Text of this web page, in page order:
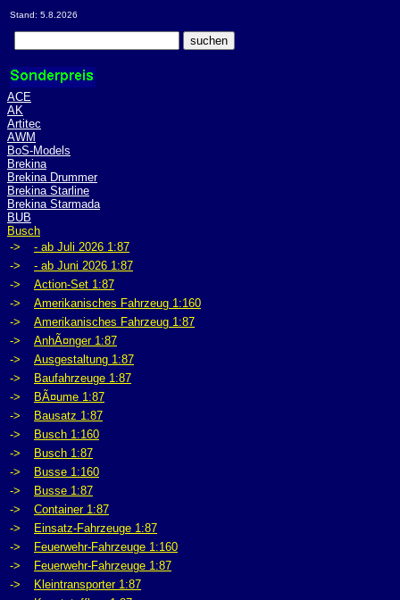
Stand: 5.8.2026
ACE
AK
Artitec
AWM
BoS-Models
Brekina
Brekina Drummer
Brekina Starline
Brekina Starmada
BUB
Busch
->
- ab Juli 2026 1:87
->
- ab Juni 2026 1:87
->
Action-Set 1:87
->
Amerikanisches Fahrzeug 1:160
->
Amerikanisches Fahrzeug 1:87
->
AnhÃ¤nger 1:87
->
Ausgestaltung 1:87
->
Baufahrzeuge 1:87
->
BÃ¤ume 1:87
->
Bausatz 1:87
->
Busch 1:160
->
Busch 1:87
->
Busse 1:160
->
Busse 1:87
->
Container 1:87
->
Einsatz-Fahrzeuge 1:87
->
Feuerwehr-Fahrzeuge 1:160
->
Feuerwehr-Fahrzeuge 1:87
->
Kleintransporter 1:87